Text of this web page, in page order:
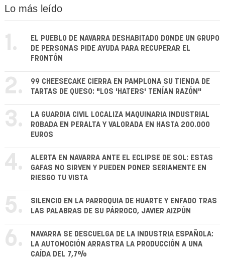
Lo más leído
1.
EL PUEBLO DE NAVARRA DESHABITADO DONDE UN GRUPO
DE PERSONAS PIDE AYUDA PARA RECUPERAR EL
FRONTÓN
2.
99 CHEESECAKE CIERRA EN PAMPLONA SU TIENDA DE
TARTAS DE QUESO: "LOS 'HATERS' TENÍAN RAZÓN"
3.
LA GUARDIA CIVIL LOCALIZA MAQUINARIA INDUSTRIAL
ROBADA EN PERALTA Y VALORADA EN HASTA 200.000
EUROS
4.
ALERTA EN NAVARRA ANTE EL ECLIPSE DE SOL: ESTAS
GAFAS NO SIRVEN Y PUEDEN PONER SERIAMENTE EN
RIESGO TU VISTA
5.
SILENCIO EN LA PARROQUIA DE HUARTE Y ENFADO TRAS
LAS PALABRAS DE SU PÁRROCO, JAVIER AIZPÚN
6.
NAVARRA SE DESCUELGA DE LA INDUSTRIA ESPAÑOLA:
LA AUTOMOCIÓN ARRASTRA LA PRODUCCIÓN A UNA
CAÍDA DEL 7,7%